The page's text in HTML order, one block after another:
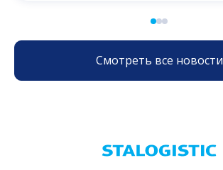
Смотреть все новости